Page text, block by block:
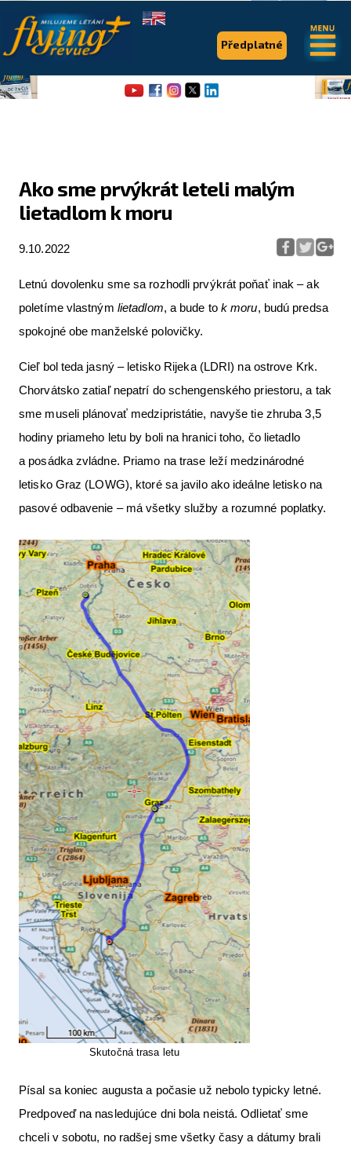
Ako sme prvýkrát leteli malým
lietadlom k moru
9.10.2022
Letnú dovolenku sme sa rozhodli prvýkrát poňať inak – ak
poletíme vlastným lietadlom, a bude to k moru, budú predsa
spokojné obe manželské polovičky.
Cieľ bol teda jasný – letisko Rijeka (LDRI) na ostrove Krk.
Chorvátsko zatiaľ nepatrí do schengenského priestoru, a tak
sme museli plánovať medzipristátie, navyše tie zhruba 3,5
hodiny priameho letu by boli na hranici toho, čo lietadlo
a posádka zvládne. Priamo na trase leží medzinárodné
letisko Graz (LOWG), ktoré sa javilo ako ideálne letisko na
pasové odbavenie – má všetky služby a rozumné poplatky.
Skutočná trasa letu
Písal sa koniec augusta a počasie už nebolo typicky letné.
Predpoveď na nasledujúce dni bola neistá. Odlietať sme
chceli v sobotu, no radšej sme všetky časy a dátumy brali
Předplatné
.
Flying Revue
Pro piloty
Série & speciály
Letecká videa
Aktuální FR + archiv
Letecká muzea
VFR Communication app
The SAFE Guide app
Inzerujte s námi
E-SHOP